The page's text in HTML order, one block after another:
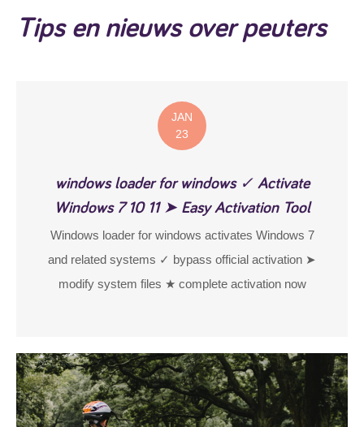
Tips en nieuws over peuters
JAN
23
windows loader for windows ✓ Activate
Windows 7 10 11 ➤ Easy Activation Tool
Windows loader for windows activates Windows 7
and related systems ✓ bypass official activation ➤
modify system files ★ complete activation now